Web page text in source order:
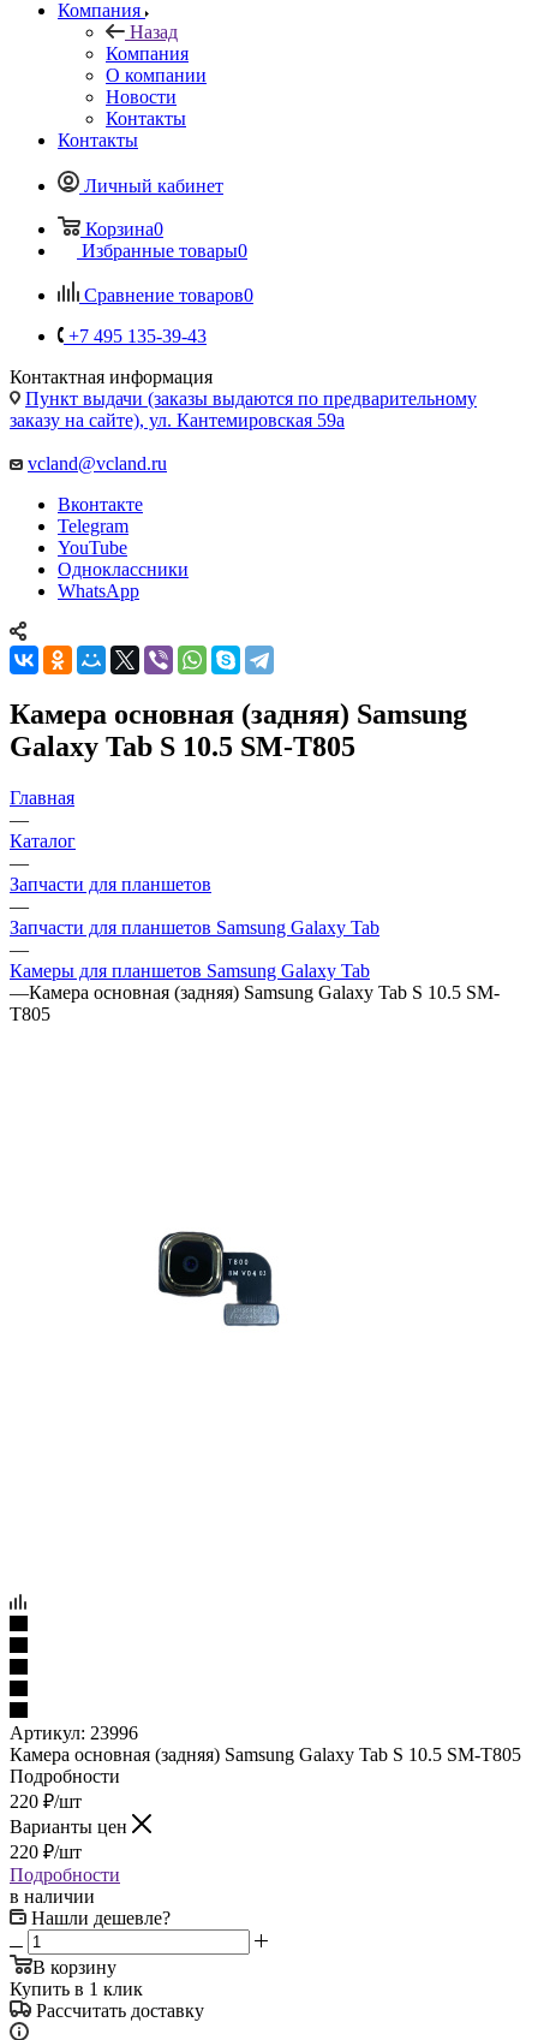
Компания
Назад
Компания
О компании
Новости
Контакты
Контакты
Личный кабинет
Корзина0
Избранные товары0
Сравнение товаров0
+7 495 135-39-43
Контактная информация
Пункт выдачи (заказы выдаются по предварительному
заказу на сайте), ул. Кантемировская 59а
vcland@vcland.ru
Вконтакте
Telegram
YouTube
Одноклассники
WhatsApp
Камера основная (задняя) Samsung
Galaxy Tab S 10.5 SM-T805
Главная
—
Каталог
—
Запчасти для планшетов
—
Запчасти для планшетов Samsung Galaxy Tab
—
Камеры для планшетов Samsung Galaxy Tab
—Камера основная (задняя) Samsung Galaxy Tab S 10.5 SM-
T805
Артикул: 23996
Камера основная (задняя) Samsung Galaxy Tab S 10.5 SM-T805
Подробности
220 ₽/шт
Варианты цен
220 ₽/шт
Подробности
в наличии
Нашли дешевле?
В корзину
Купить в 1 клик
Рассчитать доставку